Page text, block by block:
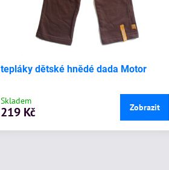
tepláky dětské hnědé dada Motor
Skladem
219 Kč Zobrazit